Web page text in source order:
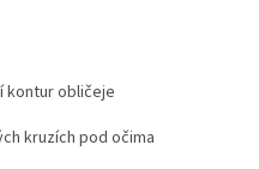
kontur obličeje
kruzích pod očima